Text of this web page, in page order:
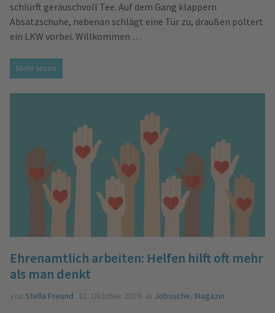
schlürft geräuschvoll Tee. Auf dem Gang klappern
Absatzschuhe, nebenan schlägt eine Tür zu, draußen poltert
ein LKW vorbei. Willkommen …
Mehr lesen
Ehrenamtlich arbeiten: Helfen hilft oft mehr
als man denkt
von Stella Freund 31. Oktober 2019 in Jobsuche, Magazin